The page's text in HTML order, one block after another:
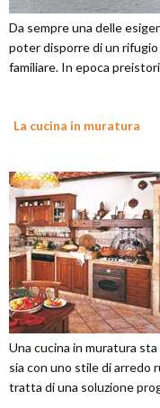
Da sempre una delle
poter disporre di un
familiare. In epoca
La cucina in muratura
Una cucina in muratura
sia con uno stile di arredo
tratta di una soluzione